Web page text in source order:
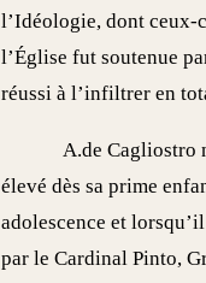
l’Idéologie, dont ceux-
l’Église fut soutenue
réussi à l’infiltrer en
A.de Cagliostro
élevé dès sa prime
adolescence et
par le Cardinal Pinto,